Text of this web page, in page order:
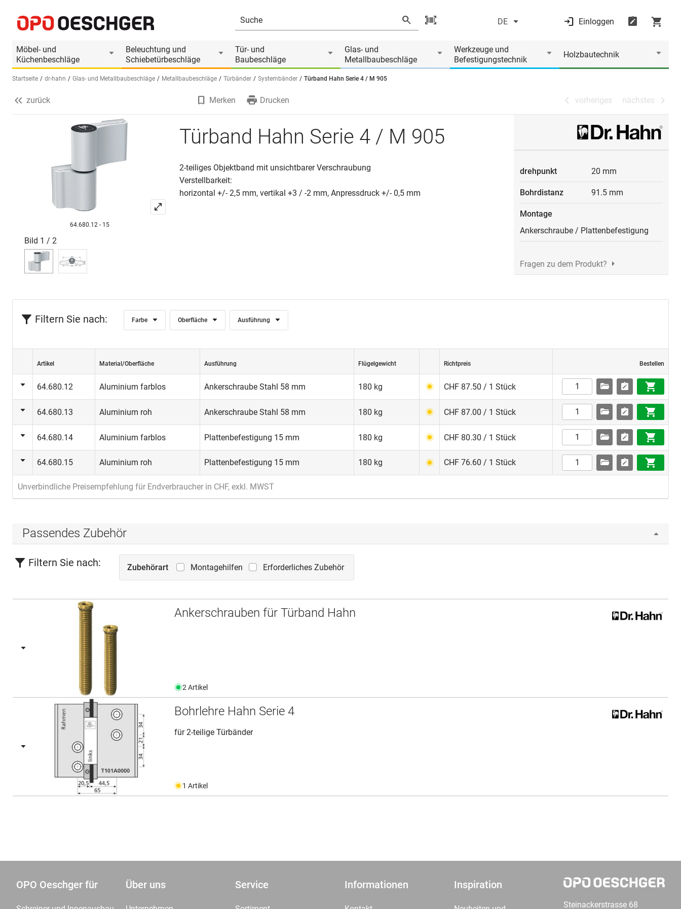
DE Einloggen
Möbel- und
Küchenbeschläge
Beleuchtung und
Schiebetürbeschläge
Tür- und
Baubeschläge
Glas- und
Metallbaubeschläge
Werkzeuge und
Befestigungstechnik
Holzbautechnik
Sprache wählen (DE)
Startseite dr-hahn Glas- und Metallbaubeschläge Metallbaubeschläge Türbänder Systembänder Türband Hahn Serie 4 / M 905
Produktinformationen
Passendes Zubehör vorheriges nächstes
zurück Merken Drucken vorheriges nächstes
64.680.12 - 15
Bild 1 / 2
Türband Hahn Serie 4 / M 905
2-teiliges Objektband mit unsichtbarer Verschraubung
Verstellbarkeit:
horizontal +/- 2,5 mm, vertikal +3 / -2 mm, Anpressdruck +/- 0,5 mm
drehpunkt 20 mm
Bohrdistanz 91.5 mm
Montage
Ankerschraube / Plattenbefestigung
Fragen zu dem Produkt?
Filtern Sie nach: Farbe Oberfläche Ausführung
Artikel Material/Oberfläche Ausführung Flügelgewicht Richtpreis Bestellen
64.680.12 Aluminium farblos Ankerschraube Stahl 58 mm 180 kg CHF 87.50 / 1 Stück
64.680.13 Aluminium roh Ankerschraube Stahl 58 mm 180 kg CHF 87.00 / 1 Stück
64.680.14 Aluminium farblos Plattenbefestigung 15 mm 180 kg CHF 80.30 / 1 Stück
64.680.15 Aluminium roh Plattenbefestigung 15 mm 180 kg CHF 76.60 / 1 Stück
Unverbindliche Preisempfehlung für Endverbraucher in CHF, exkl. MWST
Passendes Zubehör
Filtern Sie nach: Zubehörart Montagehilfen Erforderliches Zubehör
Ankerschrauben für Türband Hahn
2 Artikel
Bohrlehre Hahn Serie 4
für 2-teilige Türbänder
1 Artikel
OPO Oeschger für Über uns Service Informationen Inspiration
Steinackerstrasse 68